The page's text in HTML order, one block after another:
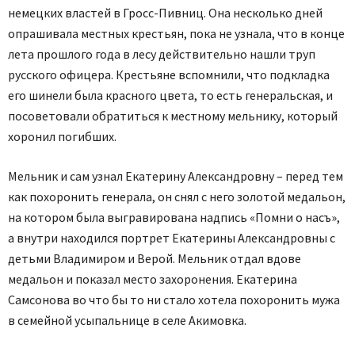
немецких властей в Гросс-Пивниц. Она несколько дней
опрашивала местных крестьян, пока не узнала, что в конце
лета прошлого года в лесу действительно нашли труп
русского офицера. Крестьяне вспомнили, что подкладка
его шинели была красного цвета, то есть генеральская, и
посоветовали обратиться к местному мельнику, который
хоронил погибших.
Мельник и сам узнал Екатерину Александровну – перед тем
как похоронить генерала, он снял с него золотой медальон,
на котором была выгравирована надпись «Помни о насъ»,
а внутри находился портрет Екатерины Александровны с
детьми Владимиром и Верой. Мельник отдал вдове
медальон и показал место захоронения. Екатерина
Самсонова во что бы то ни стало хотела похоронить мужа
в семейной усыпальнице в селе Акимовка.